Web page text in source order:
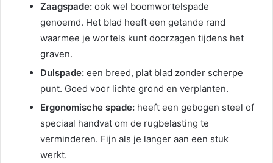
Zaagspade: ook wel boomwortelspade
genoemd. Het blad heeft een getande rand
waarmee je wortels kunt doorzagen tijdens het
graven.
Dulspade: een breed, plat blad zonder scherpe
punt. Goed voor lichte grond en verplanten.
Ergonomische spade: heeft een gebogen steel of
speciaal handvat om de rugbelasting te
verminderen. Fijn als je langer aan een stuk
werkt.